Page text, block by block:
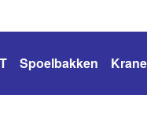
Spoelbakken